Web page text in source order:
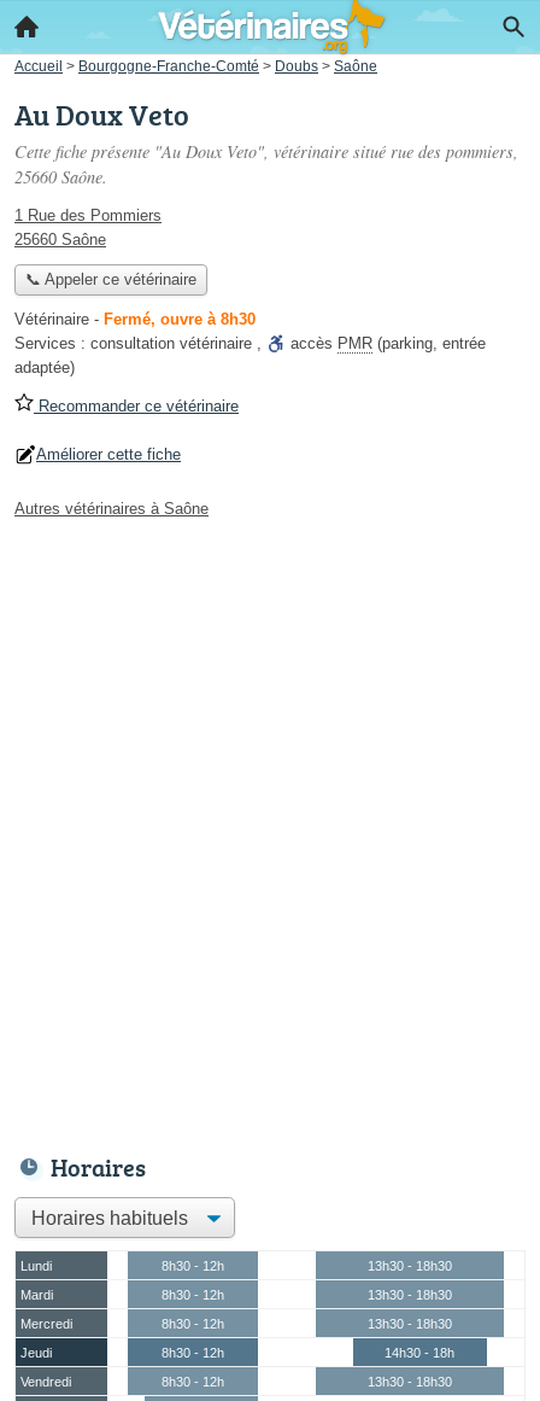
Accueil > Bourgogne-Franche-Comté > Doubs > Saône
Au Doux Veto
Cette fiche présente "Au Doux Veto", vétérinaire situé rue des pommiers,
25660 Saône.
1 Rue des Pommiers
25660 Saône
📞 Appeler ce vétérinaire
Vétérinaire - Fermé, ouvre à 8h30
Services : consultation vétérinaire , accès PMR (parking, entrée
adaptée)
Recommander ce vétérinaire
Améliorer cette fiche
Autres vétérinaires à Saône
Horaires
Lundi 8h30 - 12h
13h30 - 18h30
Mardi
8h30 - 12h
13h30 - 18h30
Mercredi
8h30 - 12h
13h30 - 18h30
Jeudi
8h30 - 12h
14h30 - 18h
Vendredi
8h30 - 12h
13h30 - 18h30